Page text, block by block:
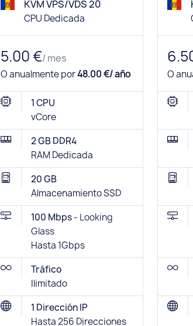
KVM VPS/VDS 20
CPU Dedicada
5.00 €/ mes
O anualmente por48.00 €/ año
1 CPU
vCore
2 GB DDR4
RAM Dedicada
20 GB
Almacenamiento SSD
100 Mbps - Looking
Glass
Hasta 1Gbps
Tráfico
Ilimitado
1 Dirección IP
Hasta 256 Direcciones
O